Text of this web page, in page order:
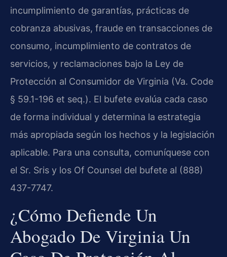
incumplimiento de garantías, prácticas de
cobranza abusivas, fraude en transacciones de
consumo, incumplimiento de contratos de
servicios, y reclamaciones bajo la Ley de
Protección al Consumidor de Virginia (Va. Code
§ 59.1-196 et seq.). El bufete evalúa cada caso
de forma individual y determina la estrategia
más apropiada según los hechos y la legislación
aplicable. Para una consulta, comuníquese con
el Sr. Sris y los Of Counsel del bufete al (888)
437-7747.
¿Cómo Defiende Un
Abogado De Virginia Un